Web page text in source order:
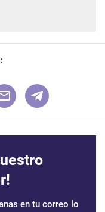
en tu correo lo